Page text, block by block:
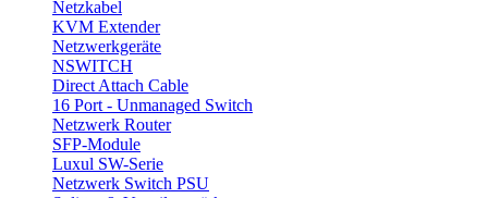
Netzkabel
KVM Extender
Netzwerkgeräte
NSWITCH
Direct Attach Cable
16 Port - Unmanaged Switch
Netzwerk Router
SFP-Module
Luxul SW-Serie
Netzwerk Switch PSU